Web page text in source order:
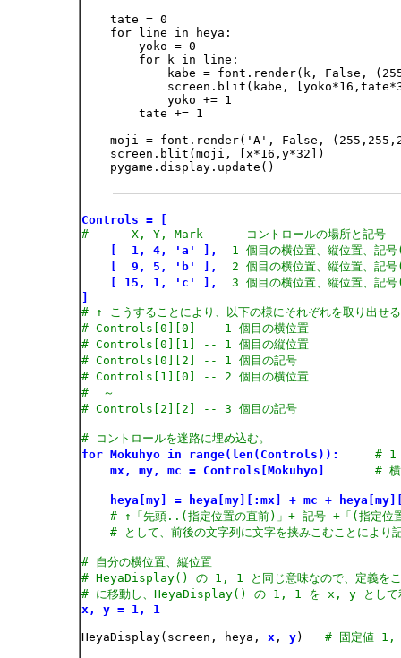
    tate = 0
    for line in heya:
        yoko = 0
        for k in line:
kabe = font.render(k, False,
screen.blit(kabe,
            yoko += 1
        tate += 1
moji = font.render('A', False,
    screen.blit(moji, [x*16,y*32])
    pygame.display.update()
Controls = [
#      X, Y, Mark      コントロールの場所と記号
[  1, 4, 'a' ],
1 個目の横位置、縦位置、記
[  9, 5, 'b' ],
2 個目の横位置、縦位置、記
[ 15, 1, 'c' ],
3 個目の横位置、縦位置、記
# ↑ こうすることにより、以下の様にそれぞれを取り出せ
# Controls[0][0] -- 1 個目の横位置
# Controls[0][1] -- 1 個目の縦位置
# Controls[0][2] -- 1 個目の記号
# Controls[1][0] -- 2 個目の横位置
#  ～
# Controls[2][2] -- 3 個目の記号
# コントロールを迷路に埋め込む。
for Mokuhyo in range(len(Controls)):
# 1
mx, my, mc = Controls[Mokuhyo]
# 横
heya[my] = heya[my][:mx] + mc +
# ↑「先頭..(指定位置の直前)」+ 記号 +「(指定位
# として、前後の文字列に文字を挟みこむことにより
# 自分の横位置、縦位置
# HeyaDisplay() の 1, 1 と同じ意味なので、定義
# に移動し、HeyaDisplay() の 1, 1 を x, y として
x, y = 1, 1
HeyaDisplay(screen, heya, x , y) # 固定値 1,